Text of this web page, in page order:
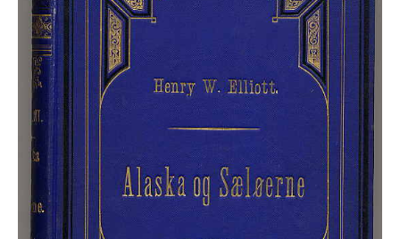
Datenschutz